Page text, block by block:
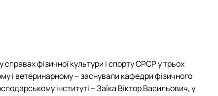
фізичної культури і спорту СРСР у трьох
і ветеринарному – заснували кафедри фізичного
інституті – Заїка Віктор Васильович, у